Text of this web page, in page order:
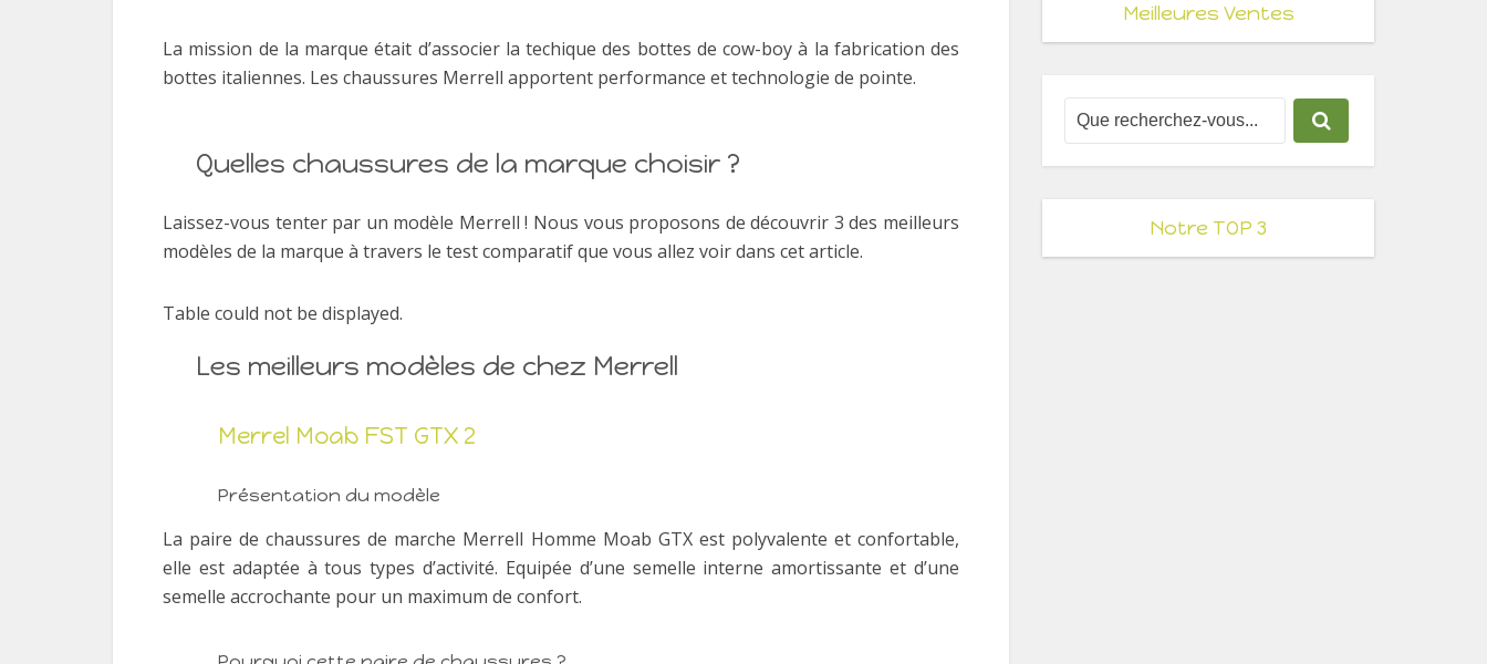
La mission de la marque était d’associer la techique des bottes de cow-boy à la fabrication des
bottes italiennes. Les chaussures Merrell apportent performance et technologie de pointe.
Quelles chaussures de la marque choisir ?
Laissez-vous tenter par un modèle Merrell ! Nous vous proposons de découvrir 3 des meilleurs
modèles de la marque à travers le test comparatif que vous allez voir dans cet article.
Table could not be displayed.
Les meilleurs modèles de chez Merrell
Merrel Moab FST GTX 2
Présentation du modèle
La paire de chaussures de marche Merrell Homme Moab GTX est polyvalente et confortable,
elle est adaptée à tous types d’activité. Equipée d’une semelle interne amortissante et d’une
semelle accrochante pour un maximum de confort.
Meilleures Ventes
Notre TOP 3